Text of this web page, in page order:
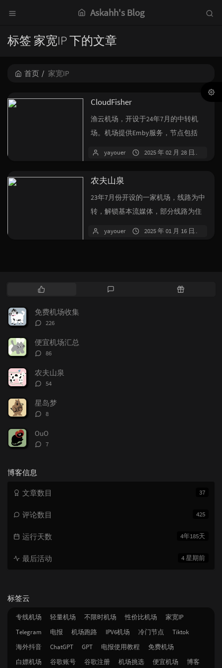
Askahh's Blog
标签 家宽IP 下的文章
首页 家宽IP
CloudFisher
渔云机场，开设于24年7月的中转机
场。机场提供Emby服务，节点包括
yayouer 2025 年 02 月 28 日
农夫山泉
23年7月份开设的一家机场，线路为中
转，解锁基本流媒体，部分线路为住
yayouer 2025 年 01 月 16 日
热
文
章
随
免费机场收集
评
数：
226
便宜机场汇总
评
数：
86
农夫山泉
评
数：
54
星岛梦
评
数：
8
OuO
评
7
博客信息
37
文章数目
425
评论数目
4年185天
运行天数
4 星期前
最后活动
标签云
专线机场 轻量机场 不限时机场 性价比机场
家宽IP
Telegram
电报 机场跑路 IPV6机场 冷门节点
Tiktok
海外抖音
ChatGPT GPT 电报使用教程
免费机场
白嫖机场
谷歌账号 谷歌注册 机场挑选 便宜机场 博客